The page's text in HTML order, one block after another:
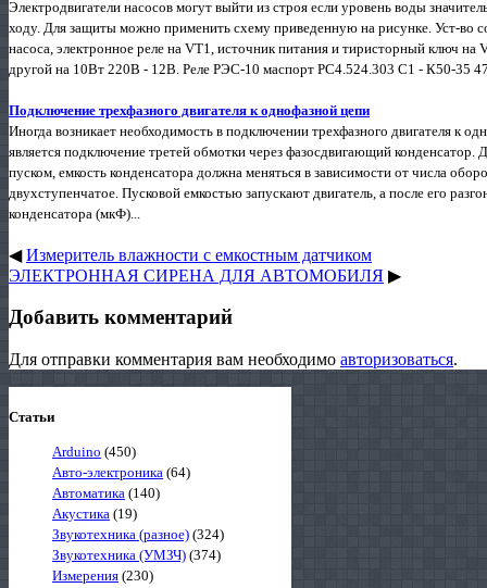
Электродвигатели насосов могут выйти из строя если уровень воды
ходу. Для защиты можно применить схему приведенную на рисунке. Уст-во
насоса, электронное реле на VT1, источник питания и тиристорный ключ
другой на 10Вт 220В - 12В. Реле РЭС-10 маспорт РС4.524.303 С1 - К50-35
Подключение трехфазного двигателя к однофазной цепи
Иногда возникает необходимость в подключении трехфазного двигателя к
является подключение третей обмотки через фазосдвигающий
пуском, емкость конденсатора должна меняться в зависимости от числа
двухступенчатое. Пусковой емкостью запускают двигатель, а после его
конденсатора (мкФ)...
◀Измеритель влажности с емкостным датчиком
ЭЛЕКТРОННАЯ СИРЕНА ДЛЯ АВТОМОБИЛЯ ▶
Добавить комментарий
Для отправки комментария вам необходимо авторизоваться.
Статьи
Arduino (450)
Авто-электроника (64)
Автоматика (140)
Акустика (19)
Звукотехника (разное) (324)
Звукотехника (УМЗЧ) (374)
Измерения (230)